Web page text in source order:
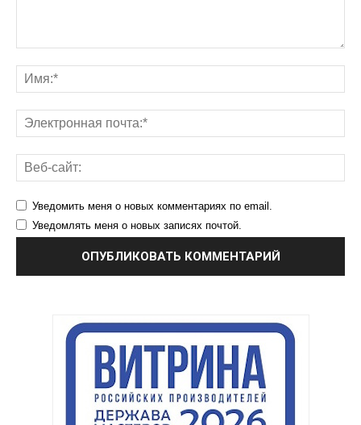
Уведомить меня о новых комментариях по email.
Уведомлять меня о новых записях почтой.